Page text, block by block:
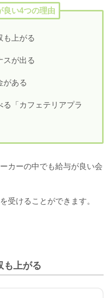
良い4つの理由
も上がる
スが出る
がある
る「カフェテリアプラ
カーの中でも給与が良い会
受けることができます。
も上がる